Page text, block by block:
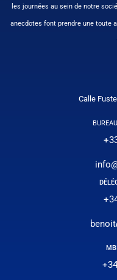
les journées au sein de notre
anecdotes font prendre une toute
Calle